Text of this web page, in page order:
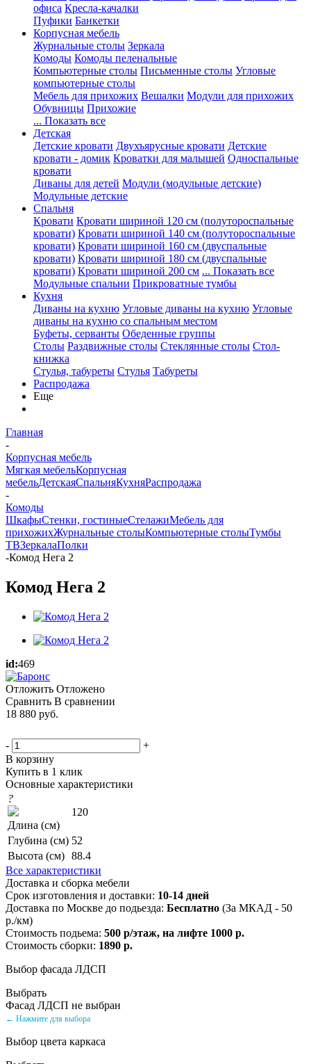
офиса Кресла-качалки
Пуфики Банкетки
Корпусная мебель
Журнальные столы Зеркала
Комоды Комоды пеленальные
Компьютерные столы Письменные столы Угловые
компьютерные столы
Мебель для прихожих Вешалки Модули для прихожих
Обувницы Прихожие
... Показать все
Детская
Детские кровати Двухъярусные кровати Детские
кровати - домик Кроватки для малышей Односпальные
кровати
Диваны для детей Модули (модульные детские)
Модульные детские
Спальня
Кровати Кровати шириной 120 см (полутороспальные
кровати) Кровати шириной 140 см (полутороспальные
кровати) Кровати шириной 160 см (двуспальные
кровати) Кровати шириной 180 см (двуспальные
кровати) Кровати шириной 200 см ... Показать все
Модульные спальни Прикроватные тумбы
Кухня
Диваны на кухню Угловые диваны на кухню Угловые
диваны на кухню со спальным местом
Буфеты, серванты Обеденные группы
Столы Раздвижные столы Стеклянные столы Стол-
книжка
Стулья, табуреты Стулья Табуреты
Распродажа
Еще
Главная
-
Корпусная мебель
Мягкая мебельКорпусная
мебельДетскаяСпальняКухняРаспродажа
-
Комоды
ШкафыСтенки, гостиныеСтелажиМебель для
прихожихЖурнальные столыКомпьютерные столыТумбы
ТВЗеркалаПолки
-Комод Нега 2
Комод Нега 2
id:469
Отложить Отложено
Сравнить В сравнении
18 880 руб.
-
+
В корзину
Купить в 1 клик
Основные характеристики
?
Длина (см)
120
Глубина (см) 52
Высота (см) 88.4
Все характеристики
Доставка и сборка мебели
Срок изготовления и доставки: 10-14 дней
Доставка по Москве до подьезда: Бесплатно (За МКАД - 50
р./км)
Стоимость подьема: 500 р/этаж, на лифте 1000 р.
Стоимость сборки: 1890 р.
Выбор фасада ЛДСП
Выбрать
Фасад ЛДСП не выбран
← Нажмите для выбора
Выбор цвета каркаса